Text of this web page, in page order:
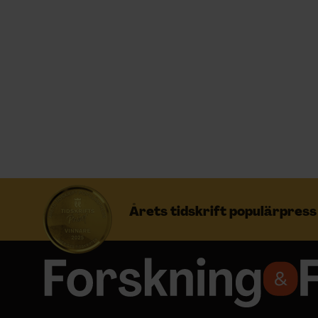
Årets tidskrift populärpress
NYHETSBREV
ÄMNEN
ARKIV & E-TIDNING
LYSSNA/PODD